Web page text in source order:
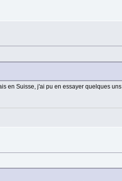
en Suisse, j'ai pu en essayer quelques uns